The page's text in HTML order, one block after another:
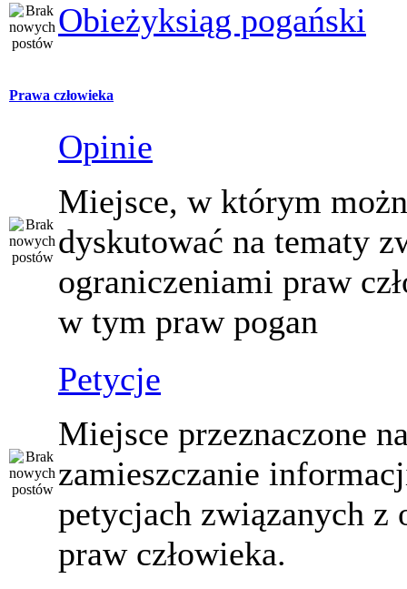
Obieżyksiąg pogański
Prawa człowieka
Opinie
Miejsce, w którym
dyskutować na tematy
ograniczeniami praw
w tym praw pogan
Petycje
Miejsce przeznaczone
zamieszczanie
petycjach związanych z
praw człowieka.